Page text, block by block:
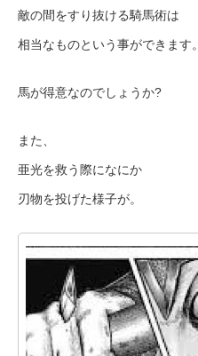
敵の間をすり抜ける騎馬術は
相当なものという事ができます。
馬が得意なのでしょうか?
また、
亜光を救う際になにか
刃物を投げた様子が。